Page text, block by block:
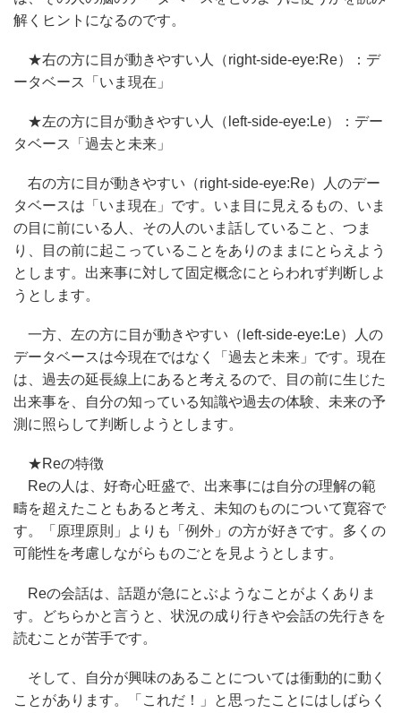
解くヒントになるのです。
★右の方に目が動きやすい人（right-side-eye:Re）：デ
ータベース「いま現在」
★左の方に目が動きやすい人（left-side-eye:Le）：デー
タベース「過去と未来」
右の方に目が動きやすい（right-side-eye:Re）人のデー
タベースは「いま現在」です。いま目に見えるもの、いま
の目に前にいる人、その人のいま話していること、つま
り、目の前に起こっていることをありのままにとらえよう
とします。出来事に対して固定概念にとらわれず判断しよ
うとします。
一方、左の方に目が動きやすい（left-side-eye:Le）人の
データベースは今現在ではなく「過去と未来」です。現在
は、過去の延長線上にあると考えるので、目の前に生じた
出来事を、自分の知っている知識や過去の体験、未来の予
測に照らして判断しようとします。
★Reの特徴
Reの人は、好奇心旺盛で、出来事には自分の理解の範
疇を超えたこともあると考え、未知のものについて寛容で
す。「原理原則」よりも「例外」の方が好きです。多くの
可能性を考慮しながらものごとを見ようとします。
Reの会話は、話題が急にとぶようなことがよくありま
す。どちらかと言うと、状況の成り行きや会話の先行きを
読むことが苦手です。
そして、自分が興味のあることについては衝動的に動く
ことがあります。「これだ！」と思ったことにはしばらく